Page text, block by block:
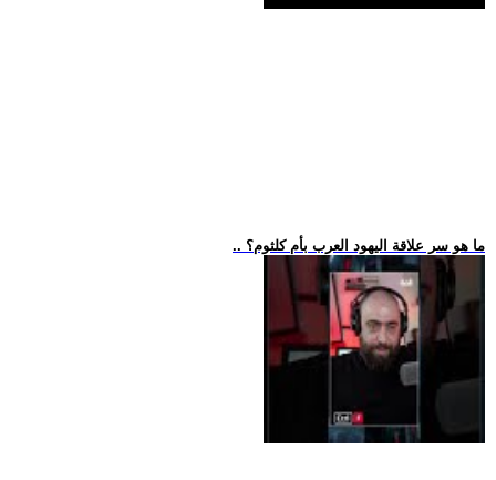
.. ما هو سر علاقة اليهود العرب بأم كلثوم؟